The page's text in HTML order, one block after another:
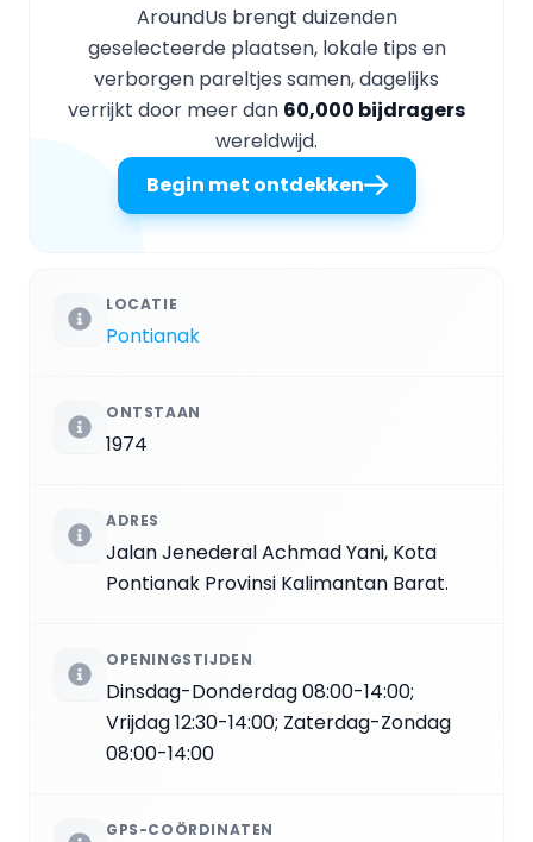
AroundUs brengt duizenden
geselecteerde plaatsen, lokale tips en
verborgen pareltjes samen, dagelijks
verrijkt door meer dan 60,000 bijdragers
wereldwijd.
Begin met ontdekken
LOCATIE
Pontianak
ONTSTAAN
1974
ADRES
Jalan Jenederal Achmad Yani, Kota
Pontianak Provinsi Kalimantan Barat.
OPENINGSTIJDEN
Dinsdag-Donderdag 08:00-14:00;
Vrijdag 12:30-14:00; Zaterdag-Zondag
08:00-14:00
GPS-COÖRDINATEN